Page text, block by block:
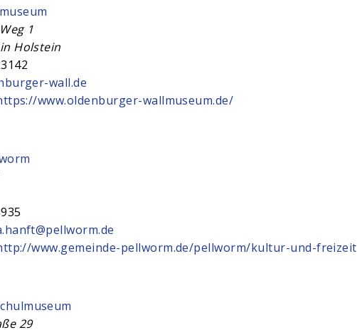
1
Holstein
wall.de
www.oldenburger-wallmuseum.de/
www.gemeinde-pellworm.de/pellworm/kultur-und-freizeit
29